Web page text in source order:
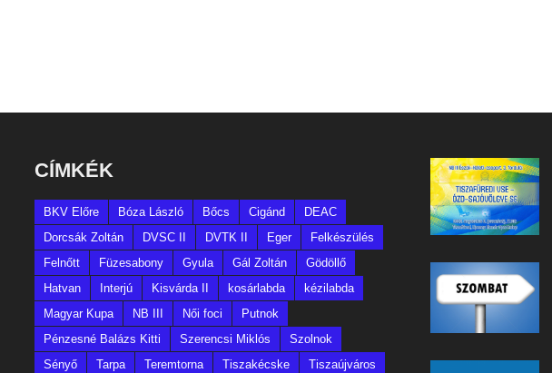
CÍMKÉK
BKV Előre Bóza László Bőcs Cigánd
DEAC
Dorcsák Zoltán
DVSC II DVTK II Eger
Felkészülés
Felnőtt
Füzesabony Gyula Gál Zoltán
Gödöllő
Hatvan
Interjú Kisvárda II kosárlabda
kézilabda
Magyar Kupa
NB III Női foci
Putnok
Pénzesné Balázs Kitti
Szerencsi Miklós
Szolnok
Sényő
Tarpa Teremtorna Tiszakécske Tiszaújváros